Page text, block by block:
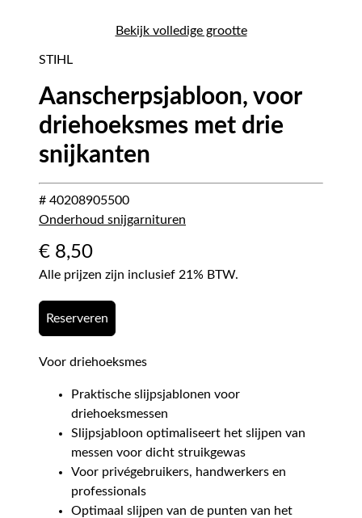
Bekijk volledige grootte
STIHL
Aanscherpsjabloon, voor
driehoeksmes met drie
snijkanten
# 40208905500
Onderhoud snijgarnituren
€ 8,50
Alle prijzen zijn inclusief 21% BTW.
Reserveren
Voor driehoeksmes
Praktische slijpsjablonen voor
driehoeksmessen
Slijpsjabloon optimaliseert het slijpen van
messen voor dicht struikgewas
Voor privégebruikers, handwerkers en
professionals
Optimaal slijpen van de punten van het